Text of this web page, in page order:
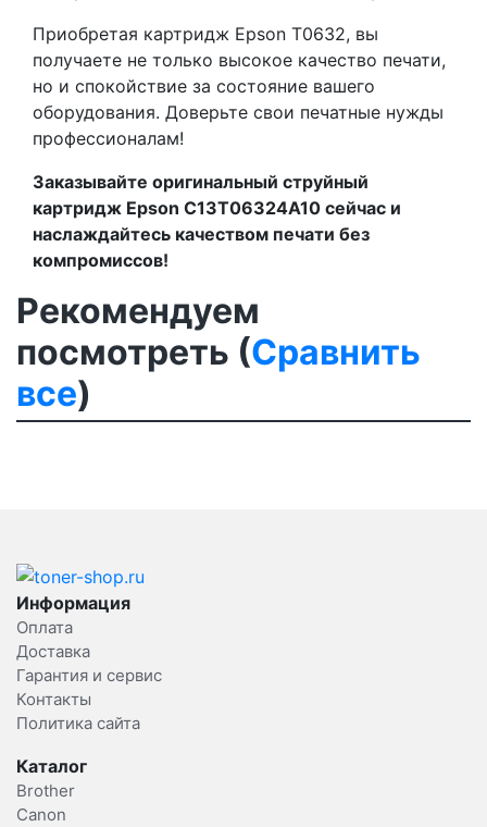
Приобретая картридж Epson T0632, вы
получаете не только высокое качество печати,
но и спокойствие за состояние вашего
оборудования. Доверьте свои печатные нужды
профессионалам!
Заказывайте оригинальный струйный
картридж Epson C13T06324A10 сейчас и
наслаждайтесь качеством печати без
компромиссов!
Рекомендуем
посмотреть (Сравнить
все)
Информация
Оплата
Доставка
Гарантия и сервис
Контакты
Политика сайта
Каталог
Brother
Canon